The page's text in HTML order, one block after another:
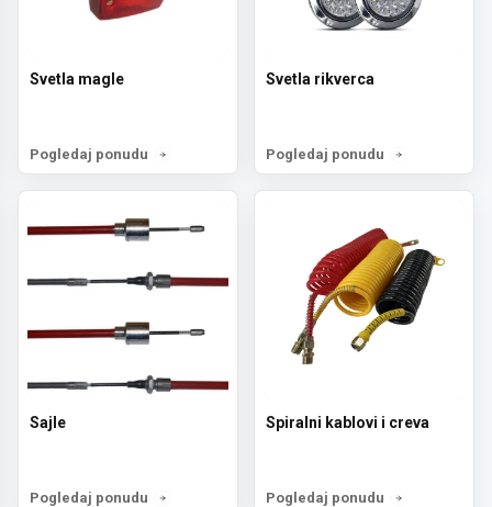
Svetla magle
Pogledaj ponudu
Svetla rikverca
Pogledaj ponudu
Sajle
Pogledaj ponudu
Spiralni kablovi i creva
Pogledaj ponudu